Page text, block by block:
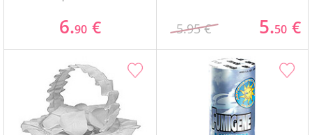
6.90 € 5.95 € 5.50 €